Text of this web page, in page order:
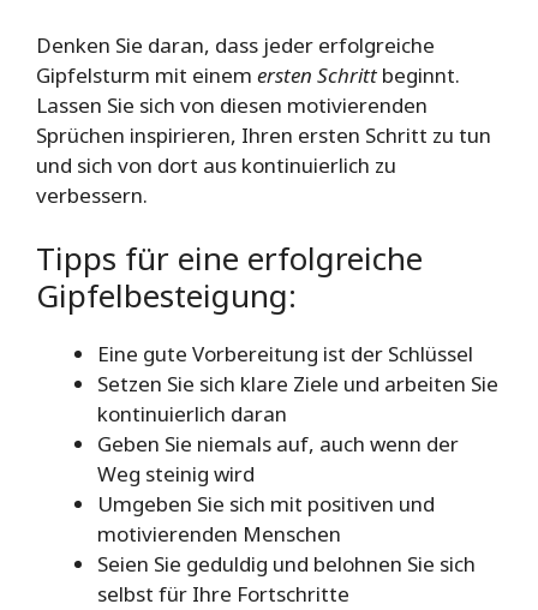
Denken Sie daran, dass jeder erfolgreiche
Gipfelsturm mit einem ersten Schritt beginnt.
Lassen Sie sich von diesen motivierenden
Sprüchen inspirieren, Ihren ersten Schritt zu tun
und sich von dort aus kontinuierlich zu
verbessern.
Tipps für eine erfolgreiche
Gipfelbesteigung:
Eine gute Vorbereitung ist der Schlüssel
Setzen Sie sich klare Ziele und arbeiten Sie
kontinuierlich daran
Geben Sie niemals auf, auch wenn der
Weg steinig wird
Umgeben Sie sich mit positiven und
motivierenden Menschen
Seien Sie geduldig und belohnen Sie sich
selbst für Ihre Fortschritte